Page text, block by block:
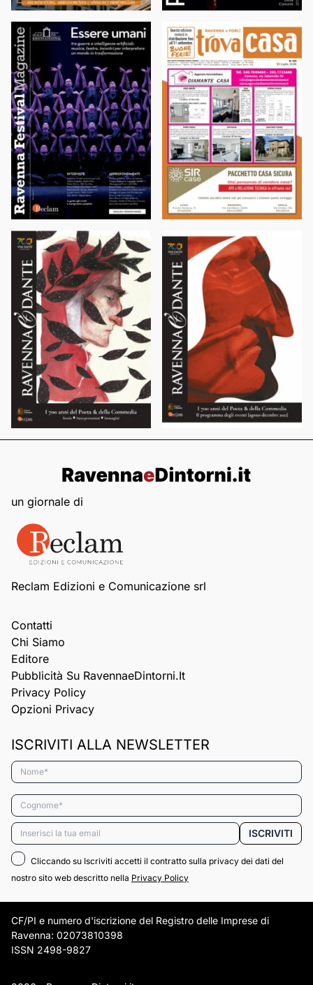
un giornale di
Reclam Edizioni e Comunicazione srl
Contatti
Chi Siamo
Editore
Pubblicità Su RavennaeDintorni.it
Privacy Policy
Opzioni Privacy
ISCRIVITI ALLA NEWSLETTER
Nome*
Cognome*
Email* ISCRIVITI
Cliccando su Iscriviti accetti il contratto sulla privacy dei dati del
nostro sito web descritto nella Privacy Policy
CF/PI e numero d'iscrizione del Registro delle Imprese di
Ravenna: 02073810398
ISSN 2498-9827